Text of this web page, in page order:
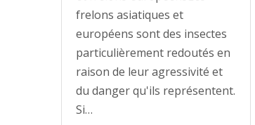
frelons asiatiques et
européens sont des insectes
particulièrement redoutés en
raison de leur agressivité et
du danger qu'ils représentent.
Si…